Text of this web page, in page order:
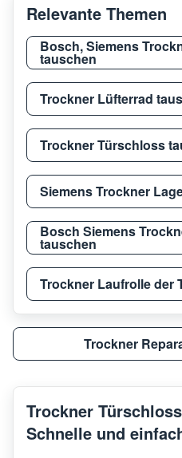
Relevante Themen
Bosch, Siemens
tauschen
Trockner Lüfterrad
Trockner Türschloss
Siemens Trockner
Bosch Siemens
tauschen
Trockner Laufrolle der
Trockner
Trockner
Schnelle und